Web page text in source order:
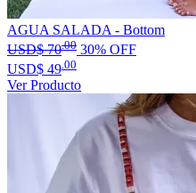
AGUA SALADA - Bottom
USD$70.00 30% OFF
USD$ 49.00
Ver Producto